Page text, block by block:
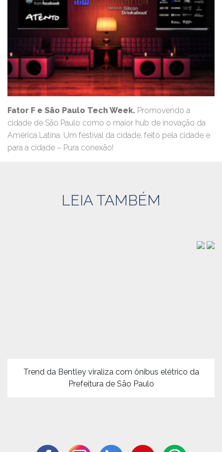
Fator F e São Paulo Tech Week. Promovendo a
cidade de São Paulo como o maior hub de inovação da
América Latina. Um festival da cidade, feito pela cidade e
para a cidade – Pura conexão!
LEIA TAMBÉM
Trend da Bentley viraliza com ônibus elétrico da
Prefeitura de São Paulo